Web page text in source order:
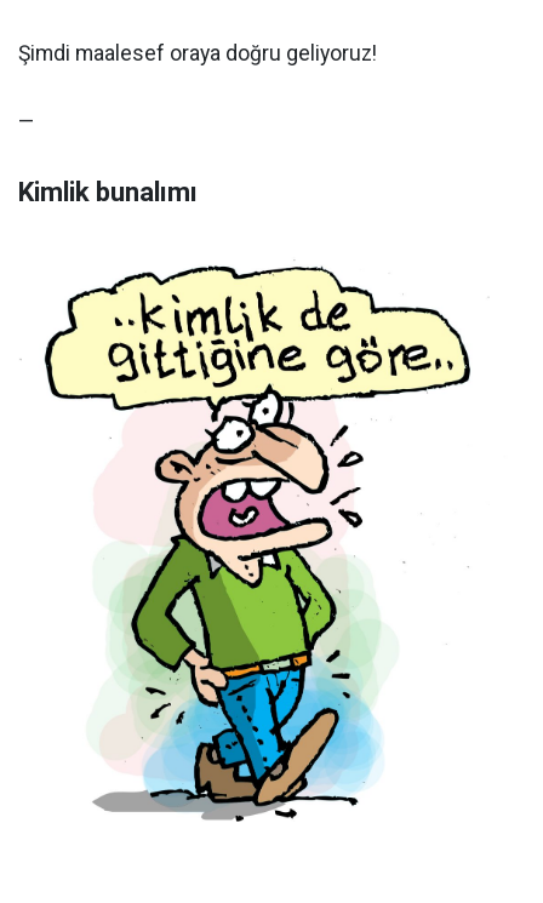
Şimdi maalesef oraya doğru geliyoruz!
—
Kimlik bunalımı